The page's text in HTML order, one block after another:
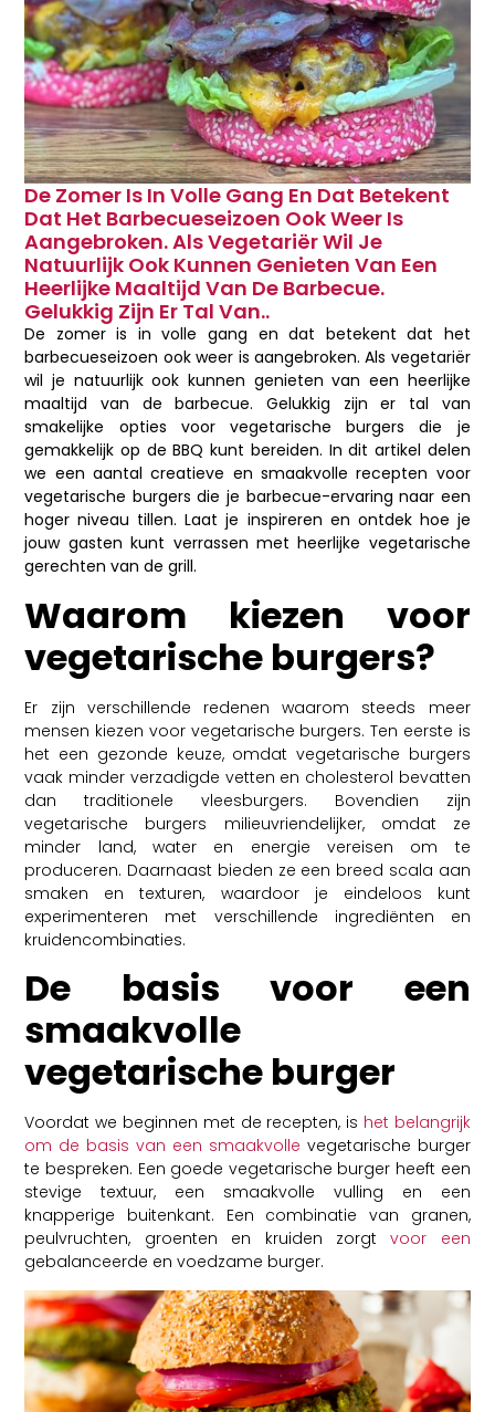
De Zomer Is In Volle Gang En Dat Betekent
Dat Het Barbecueseizoen Ook Weer Is
Aangebroken. Als Vegetariër Wil Je
Natuurlijk Ook Kunnen Genieten Van Een
Heerlijke Maaltijd Van De Barbecue.
Gelukkig Zijn Er Tal Van..
De zomer is in volle gang en dat betekent dat het
barbecueseizoen ook weer is aangebroken. Als vegetariër
wil je natuurlijk ook kunnen genieten van een heerlijke
maaltijd van de barbecue. Gelukkig zijn er tal van
smakelijke opties voor vegetarische burgers die je
gemakkelijk op de BBQ kunt bereiden. In dit artikel delen
we een aantal creatieve en smaakvolle recepten voor
vegetarische burgers die je barbecue-ervaring naar een
hoger niveau tillen. Laat je inspireren en ontdek hoe je
jouw gasten kunt verrassen met heerlijke vegetarische
gerechten van de grill.
Waarom kiezen voor
vegetarische burgers?
Er zijn verschillende redenen waarom steeds meer
mensen kiezen voor vegetarische burgers. Ten eerste is
het een gezonde keuze, omdat vegetarische burgers
vaak minder verzadigde vetten en cholesterol bevatten
dan traditionele vleesburgers. Bovendien zijn
vegetarische burgers milieuvriendelijker, omdat ze
minder land, water en energie vereisen om te
produceren. Daarnaast bieden ze een breed scala aan
smaken en texturen, waardoor je eindeloos kunt
experimenteren met verschillende ingrediënten en
kruidencombinaties.
De basis voor een
smaakvolle
vegetarische burger
Voordat we beginnen met de recepten, is het belangrijk
om de basis van een smaakvolle vegetarische burger
te bespreken. Een goede vegetarische burger heeft een
stevige textuur, een smaakvolle vulling en een
knapperige buitenkant. Een combinatie van granen,
peulvruchten, groenten en kruiden zorgtvoor een
gebalanceerde en voedzame burger.